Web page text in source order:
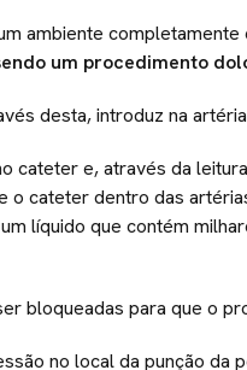
ambiente
um procedimento
desta, introduz na
e, através da
cateter dentro das
líquido que contém
bloqueadas para que o
no local da punção da